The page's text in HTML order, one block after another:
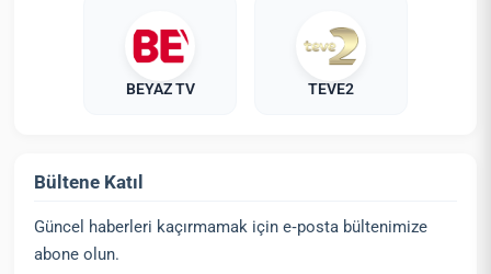
BEYAZ TV TEVE2
Bültene Katıl
Güncel haberleri kaçırmamak için e‑posta bültenimize
abone olun.